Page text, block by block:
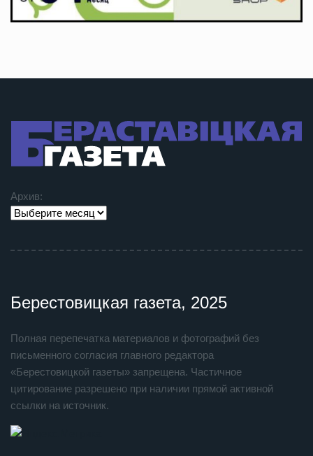
Архив:
Берестовицкая газета, 2025
Полная перепечатка материалов и фотографий без
письменного согласия главного редактора
«Берестовицкой газеты» запрещена. Частичное
цитирование разрешено при наличии прямой активной
ссылки на источник.